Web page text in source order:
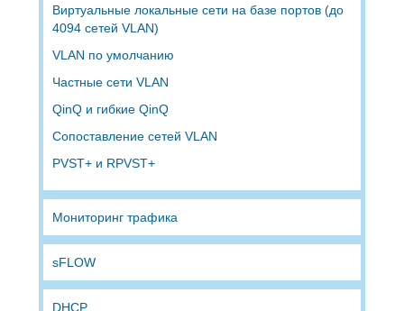
Виртуальные локальные сети на базе портов (до
4094 сетей VLAN)
VLAN по умолчанию
Частные сети VLAN
QinQ и гибкие QinQ
Сопоставление сетей VLAN
PVST+ и RPVST+
Мониторинг трафика
sFLOW
DHCP